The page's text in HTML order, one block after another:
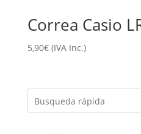
Correa Casio
5,90€ (IVA Inc.)